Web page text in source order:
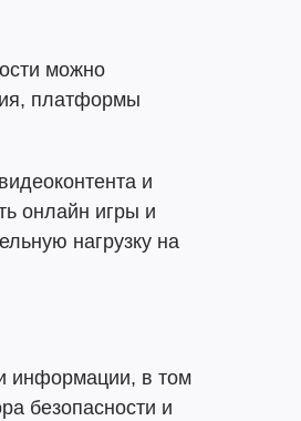
можно
платформы
и
онлайн игры и
нагрузку на
информации, в том
безопасности и